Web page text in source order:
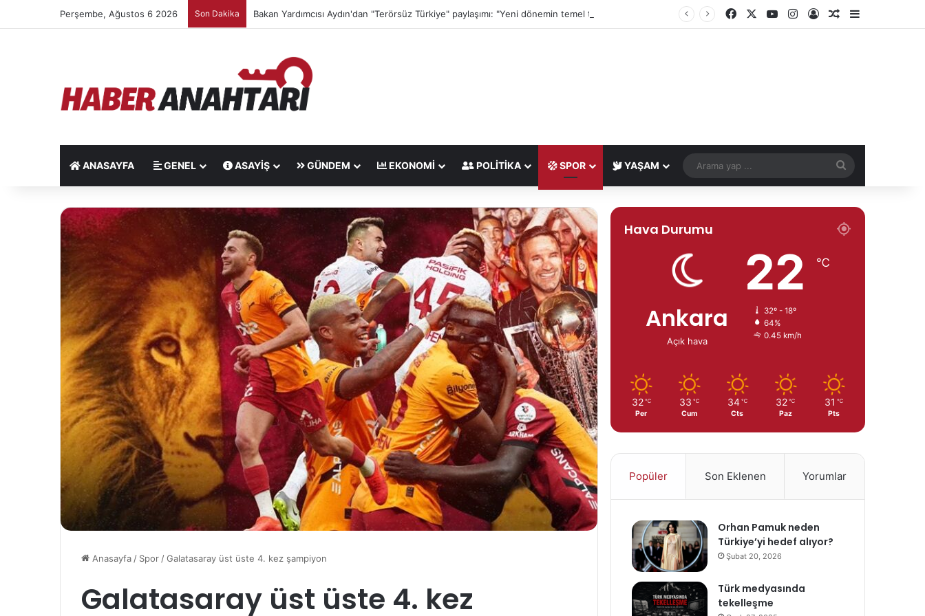
Perşembe, Ağustos 6 2026 Son Dakika FacebookYouTubeInstagram
Kayıt OlRastgele Makale
Kenar
ANASAYFA GENEL ASAYIŞ GÜNDEM EKONOMI POLITIKA SPOR YAŞAM
yap
Anasayfa / Spor /Galatasaray üst üste 4. kez şampiyon
Galatasaray üst üste 4. kez
Hava Durumu
Ankara
Açık hava
22 ℃
32º - 18º
64%
0.45 km/h
32 ℃
Per
33 ℃
Cum
34 ℃
Cts
32 ℃
Paz
31 ℃
Pts
Popüler Son Eklenen Yorumlar
Orhan Pamuk neden
Türkiye’yi hedef alıyor?
Şubat 20, 2026
Türk medyasında
tekelleşme